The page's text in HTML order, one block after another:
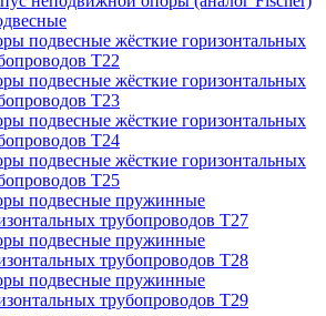
подвесные жёсткие горизонтальных
Т22
подвесные жёсткие горизонтальных
Т23
подвесные жёсткие горизонтальных
Т24
подвесные жёсткие горизонтальных
Т25
подвесные пружинные
трубопроводов Т27
подвесные пружинные
трубопроводов Т28
подвесные пружинные
трубопроводов Т29